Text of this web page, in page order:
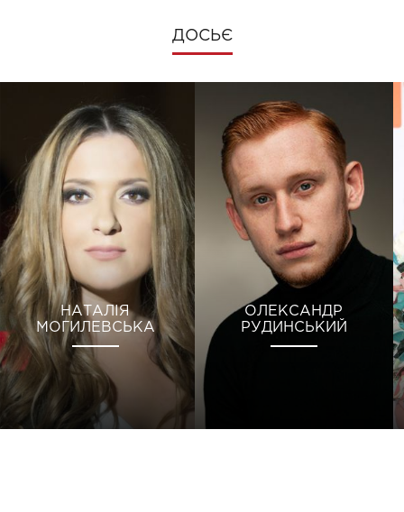
ДОСЬЄ
НАТАЛІЯ
МОГИЛЕВСЬКА
ОЛЕКСАНДР
РУДИНСЬКИЙ